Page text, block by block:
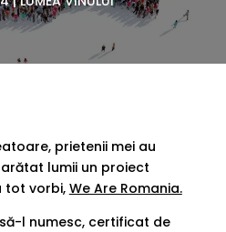
prietenii mei au
lumii un proiect
tot vorbi, We Are Romania.
l numesc, certificat de